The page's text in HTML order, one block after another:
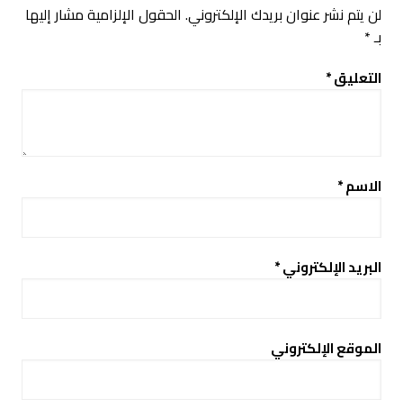
لن يتم نشر عنوان بريدك الإلكتروني. الحقول الإلزامية مشار إليها
بـ*
التعليق*
الاسم*
البريد الإلكتروني*
الموقع الإلكتروني